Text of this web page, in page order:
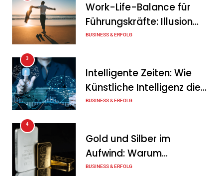
Tanja Schiller 7. August 2026
Wenn jede Minute zählt: Wie
Onboard-Kurier-Spezialist
Notfalllogistik neu denkt
Work-Life-Balance für
Führungskräfte: Illusion
oder echte Chance?
BUSINESS & ERFOLG
3
Intelligente Zeiten: Wie
Künstliche Intelligenz die
Geschäftswelt verändert
BUSINESS & ERFOLG
4
Gold und Silber im
Aufwind: Warum
Edelmetalle als sicherer
BUSINESS & ERFOLG